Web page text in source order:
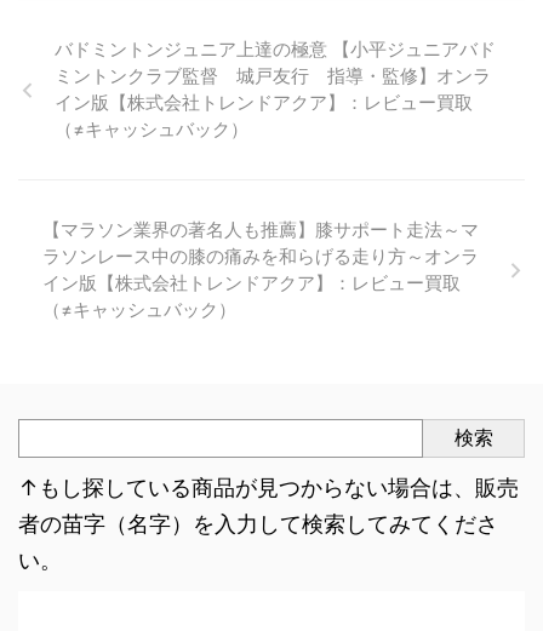
バドミントンジュニア上達の極意 【小平ジュニアバド
ミントンクラブ監督 城戸友行 指導・監修】オンラ
イン版【株式会社トレンドアクア】：レビュー買取
（≠キャッシュバック）
【マラソン業界の著名人も推薦】膝サポート走法～マ
ラソンレース中の膝の痛みを和らげる走り方～オンラ
イン版【株式会社トレンドアクア】：レビュー買取
（≠キャッシュバック）
検索
↑もし探している商品が見つからない場合は、販売
者の苗字（名字）を入力して検索してみてくださ
い。